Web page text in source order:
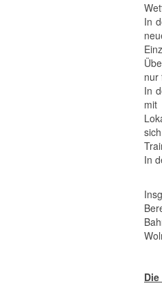
In
nur
In
mit
In